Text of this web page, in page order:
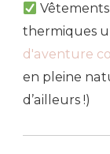
thermiques
d'aventure
en pleine
d’ailleurs !)